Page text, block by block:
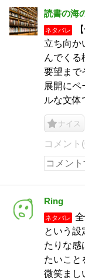
読書の海
ネタバレ
立ち向か
んでく
要望まで
展開にペ
ルな文体
ナイス
コメント
Ring
ネタバレ
という設
たりな感
たいこと
微笑まし